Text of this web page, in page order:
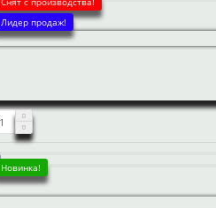
Лидер продаж!
Новинка!